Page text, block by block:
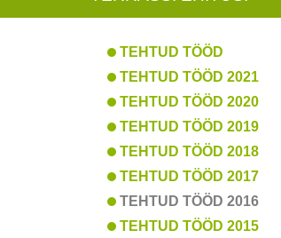
TEHTUD TÖÖD
TEHTUD TÖÖD 2021
TEHTUD TÖÖD 2020
TEHTUD TÖÖD 2019
TEHTUD TÖÖD 2018
TEHTUD TÖÖD 2017
TEHTUD TÖÖD 2016
TEHTUD TÖÖD 2015